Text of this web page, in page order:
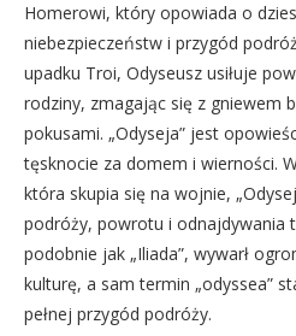
Homerowi, który opowiada o
niebezpieczeństw i przygód
upadku Troi, Odyseusz usiłuje
rodziny, zmagając się z gniewem
pokusami. „Odyseja” jest
tęsknocie za domem i wierności.
która skupia się na wojnie,
podróży, powrotu i odnajdywania
podobnie jak „Iliada”, wywarł
kulturę, a sam termin „odyssea”
pełnej przygód podróży.